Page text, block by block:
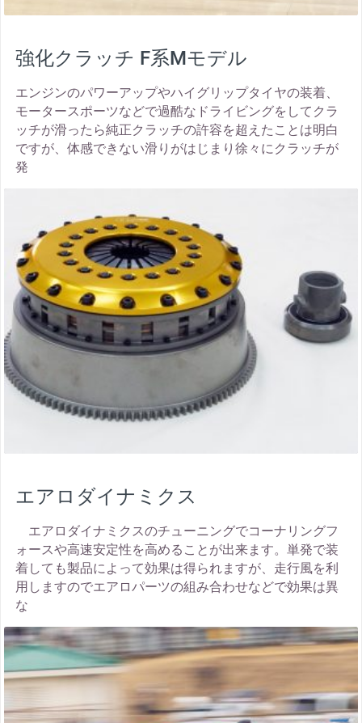
強化クラッチ F系Mモデル
エンジンのパワーアップやハイグリップタイヤの装着、
モータースポーツなどで過酷なドライビングをしてクラ
ッチが滑ったら純正クラッチの許容を超えたことは明白
ですが、体感できない滑りがはじまり徐々にクラッチが
発
エアロダイナミクス
エアロダイナミクスのチューニングでコーナリングフ
ォースや高速安定性を高めることが出来ます。単発で装
着しても製品によって効果は得られますが、走行風を利
用しますのでエアロパーツの組み合わせなどで効果は異
な
thumbnail